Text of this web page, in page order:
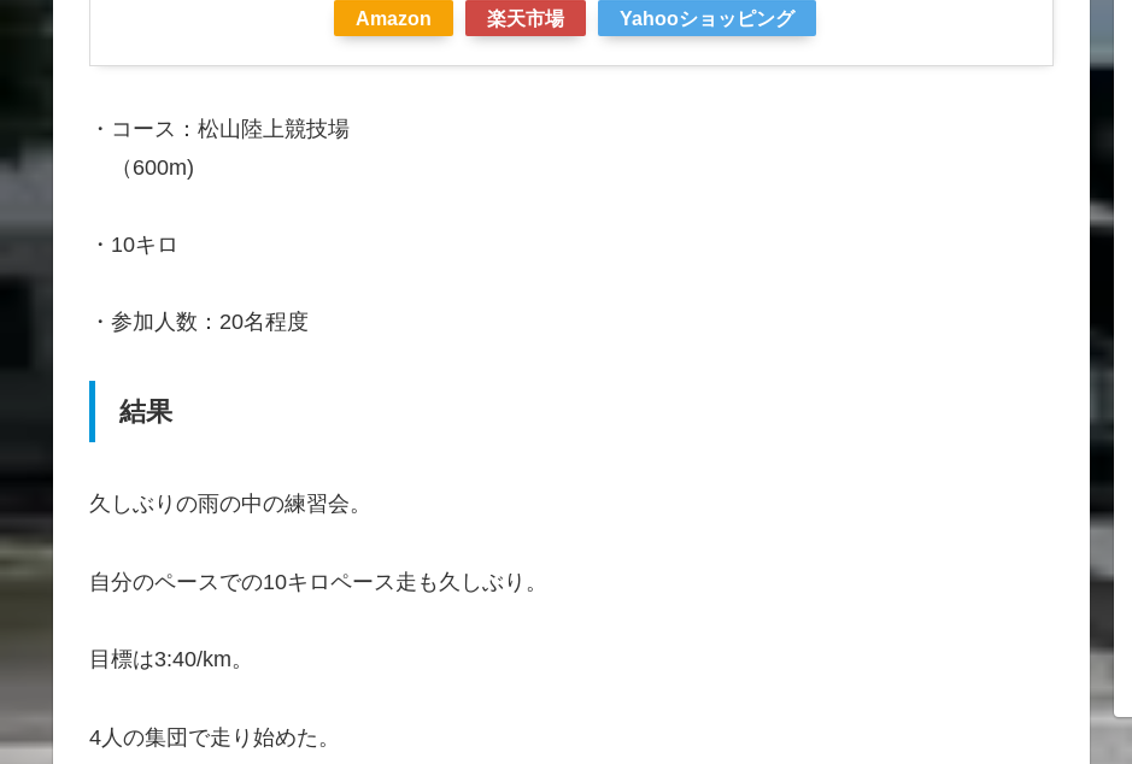
Amazon 楽天市場 Yahooショッピング
・コース：松山陸上競技場
（600m)
・10キロ
・参加人数：20名程度
結果
久しぶりの雨の中の練習会。
自分のペースでの10キロペース走も久しぶり。
目標は3:40/km。
4人の集団で走り始めた。